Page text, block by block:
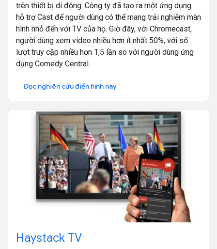
trên thiết bị di động. Công ty đã tạo ra một ứng dụng
hỗ trợ Cast để người dùng có thể mang trải nghiệm màn
hình nhỏ đến với TV của họ. Giờ đây, với Chromecast,
người dùng xem video nhiều hơn ít nhất 50%, với số
lượt truy cập nhiều hơn 1,5 lần so với người dùng ứng
dụng Comedy Central.
Đọc nghiên cứu điển hình này
Haystack TV